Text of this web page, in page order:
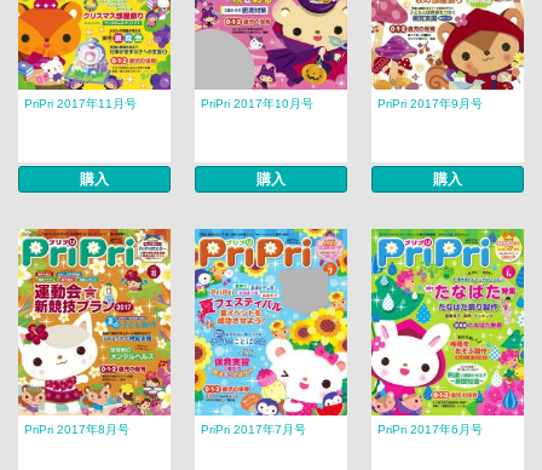
PriPri 2017年11月号
購入
PriPri 2017年10月号
購入
PriPri 2017年9月号
購入
PriPri 2017年8月号 PriPri 2017年7月号 PriPri 2017年6月号